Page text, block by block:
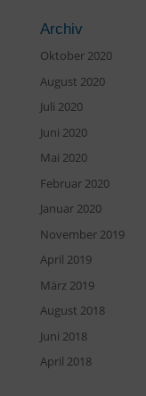
Archiv
Oktober 2020
August 2020
Juli 2020
Juni 2020
Mai 2020
Februar 2020
Januar 2020
November 2019
April 2019
März 2019
August 2018
Juni 2018
April 2018